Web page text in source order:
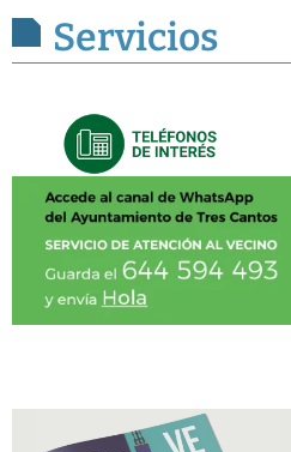
Servicios